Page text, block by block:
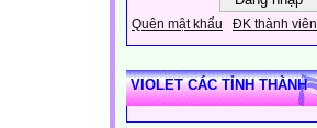
Quên mật khẩu ĐK thành viên
VIOLET CÁC TỈNH THÀNH